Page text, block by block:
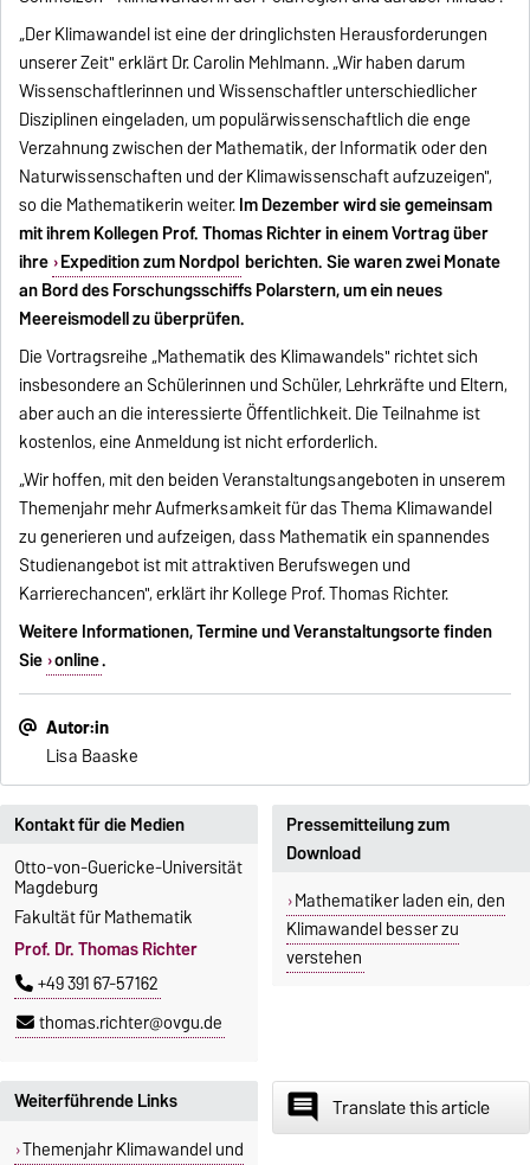
„Der Klimawandel ist eine der dringlichsten Herausforderungen
unserer Zeit" erklärt Dr. Carolin Mehlmann. „Wir haben darum
Wissenschaftlerinnen und Wissenschaftler unterschiedlicher
Disziplinen eingeladen, um populärwissenschaftlich die enge
Verzahnung zwischen der Mathematik, der Informatik oder den
Naturwissenschaften und der Klimawissenschaft aufzuzeigen",
so die Mathematikerin weiter.Im Dezember wird sie gemeinsam
mit ihrem Kollegen Prof. Thomas Richter in einem Vortrag über
ihre Expedition zum Nordpol berichten. Sie waren zwei Monate
an Bord des Forschungsschiffs Polarstern, um ein neues
Meereismodell zu überprüfen.
Die Vortragsreihe „Mathematik des Klimawandels" richtet sich
insbesondere an Schülerinnen und Schüler, Lehrkräfte und Eltern,
aber auch an die interessierte Öffentlichkeit. Die Teilnahme ist
kostenlos, eine Anmeldung ist nicht erforderlich.
„Wir hoffen, mit den beiden Veranstaltungsangeboten in unserem
Themenjahr mehr Aufmerksamkeit für das Thema Klimawandel
zu generieren und aufzeigen, dass Mathematik ein spannendes
Studienangebot ist mit attraktiven Berufswegen und
Karrierechancen", erklärt ihr Kollege Prof. Thomas Richter.
Weitere Informationen, Termine und Veranstaltungsorte finden
Sie online.
Autor:in
Lisa Baaske
Kontakt für die Medien
Otto-von-Guericke-Universität
Magdeburg
Fakultät für Mathematik
Prof. Dr. Thomas Richter
+49 391 67-57162
thomas.richter@ovgu.de
Pressemitteilung zum
Download
Mathematiker laden ein, den
Klimawandel besser zu
verstehen
Weiterführende Links
Themenjahr Klimawandel und
insert_comment Translate this article